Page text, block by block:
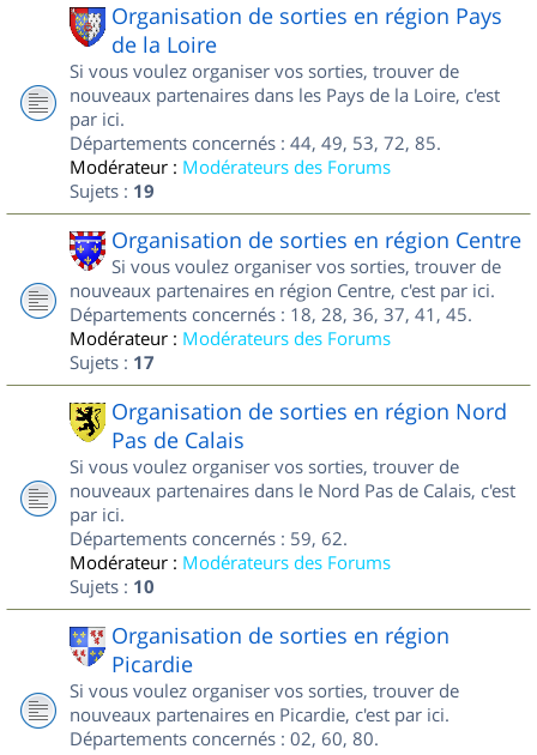
Organisation de sorties en région Pays
de la Loire
Si vous voulez organiser vos sorties, trouver de
nouveaux partenaires dans les Pays de la Loire, c'est
par ici.
Départements concernés : 44, 49, 53, 72, 85.
Modérateur : Modérateurs des Forums
Sujets : 19
Organisation de sorties en région Centre
Si vous voulez organiser vos sorties, trouver de
nouveaux partenaires en région Centre, c'est par ici.
Départements concernés : 18, 28, 36, 37, 41, 45.
Modérateur : Modérateurs des Forums
Sujets : 17
Organisation de sorties en région Nord
Pas de Calais
Si vous voulez organiser vos sorties, trouver de
nouveaux partenaires dans le Nord Pas de Calais, c'est
par ici.
Départements concernés : 59, 62.
Modérateur : Modérateurs des Forums
Sujets : 10
Organisation de sorties en région
Picardie
Si vous voulez organiser vos sorties, trouver de
nouveaux partenaires en Picardie, c'est par ici.
Départements concernés : 02, 60, 80.